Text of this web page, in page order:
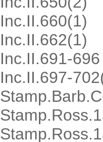
Inc.II.660(1)
Inc.II.662(1)
Inc.II.691-
Inc.II.697-